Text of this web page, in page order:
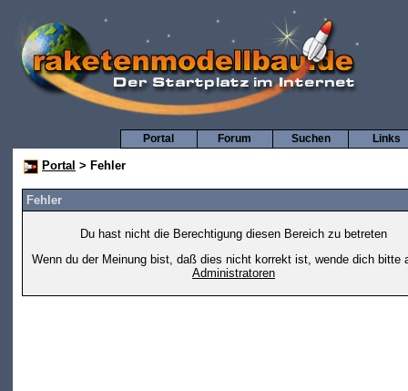
Links
Suchen
Forum
Portal
Portal > Fehler
Fehler
Du hast nicht die Berechtigung diesen Bereich zu betreten
Wenn du der Meinung bist, daß dies nicht korrekt ist, wende dich bitte
Administratoren